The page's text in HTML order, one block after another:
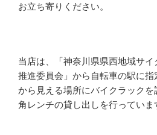
お立ち寄りください。
当店は、「神奈川県県西地域サ
推進委員会」から自転車の駅に
から見える場所にバイクラック
角レンチの貸し出しを行っていま